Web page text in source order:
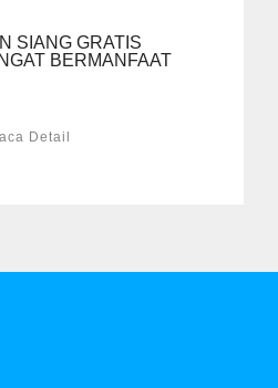
SIANG GRATIS
BERMANFAAT
Detail